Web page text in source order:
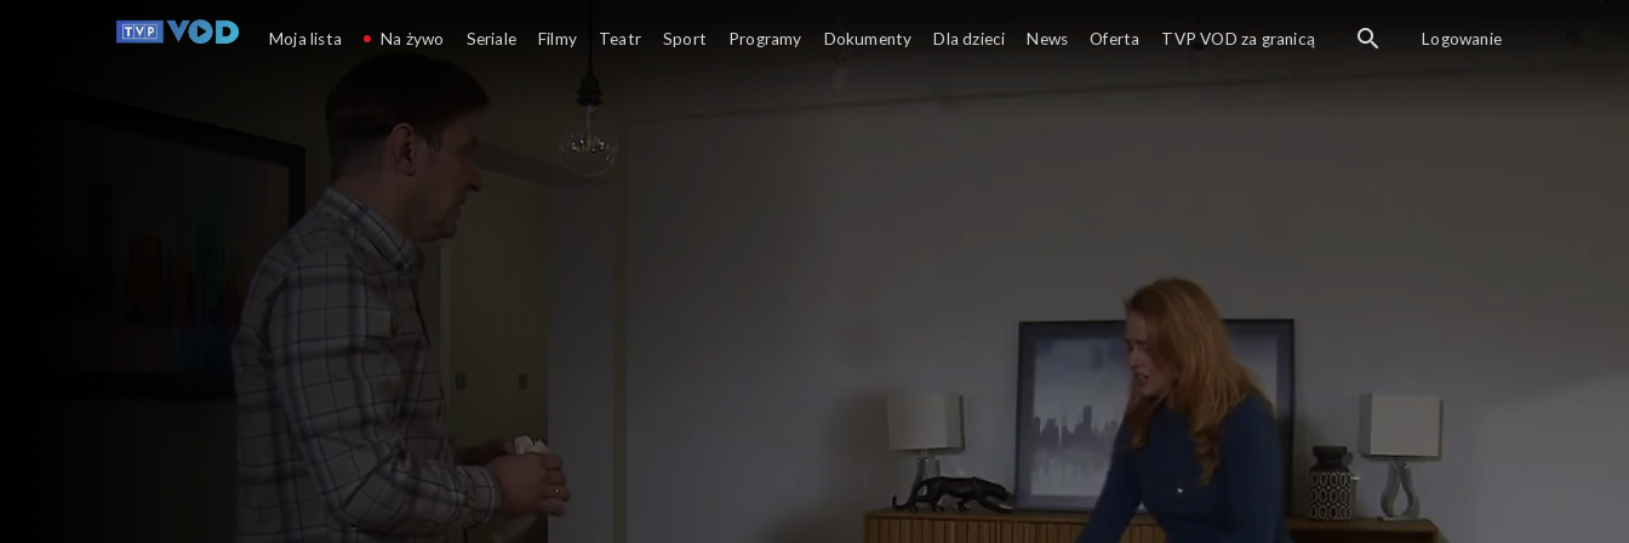
Klan
Moja lista Na żywo Seriale Filmy Teatr Sport Programy Dokumenty Dla dzieci News Oferta TVP VOD za granicą Logowanie